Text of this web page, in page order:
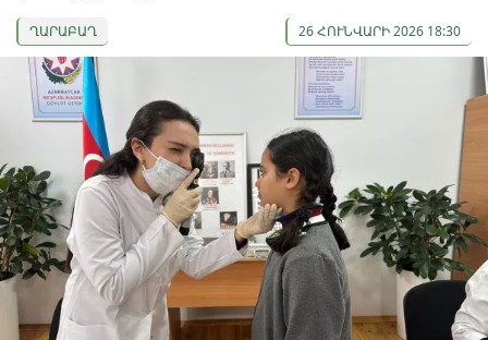
ՂԱՐԱԲԱՂ 26 ՀՈՒՆՎԱՐԻ 2026 18:30